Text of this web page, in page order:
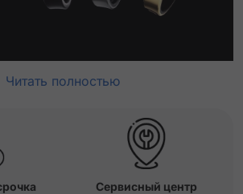
Читать полностью
Сервисный центр